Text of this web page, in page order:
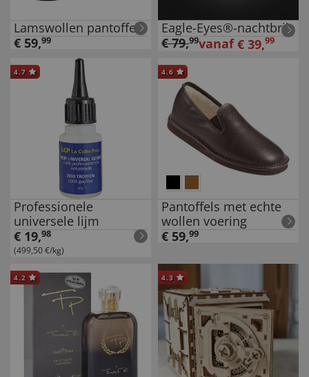
Lamswollen pantoffels
€ 59,99
Eagle-Eyes®-nachtbril
€79,99vanaf € 39,99
4.7
Professionele
universele lijm
€ 19,98
(499,50 €/kg)
4.6
Pantoffels met echte
wollen voering
€ 59,99
4.2 4.3